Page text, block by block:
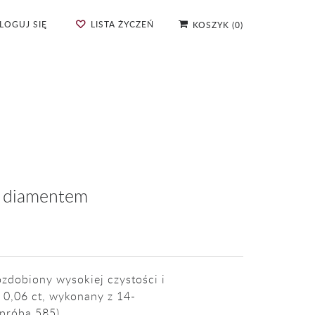
KOSZYK (0)
SIĘ LISTA ŻYCZEŃ
wysokiej czystości i
ct, wykonany z 14-